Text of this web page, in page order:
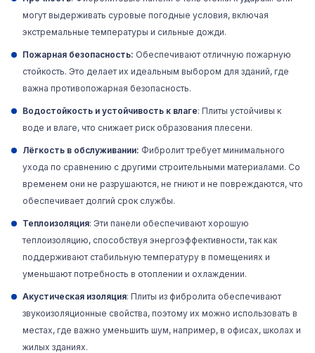
могут выдерживать суровые погодные условия, включая
экстремальные температуры и сильные дожди.
Пожарная безопасность: Обеспечивают отличную пожарную
стойкость. Это делает их идеальным выбором для зданий, где
важна противопожарная безопасность.
Водостойкость и устойчивость к влаге: Плиты устойчивы к
воде и влаге, что снижает риск образования плесени.
Лёгкость в обслуживании: Фибролит требует минимального
ухода по сравнению с другими строительными материалами. Со
временем они не разрушаются, не гниют и не повреждаются, что
обеспечивает долгий срок службы.
Теплоизоляция: Эти панели обеспечивают хорошую
теплоизоляцию, способствуя энергоэффективности, так как
поддерживают стабильную температуру в помещениях и
уменьшают потребность в отоплении и охлаждении.
Акустическая изоляция: Плиты из фибролита обеспечивают
звукоизоляционные свойства, поэтому их можно использовать в
местах, где важно уменьшить шум, например, в офисах, школах и
жилых зданиях.